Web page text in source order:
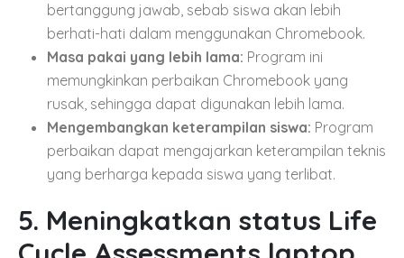
bertanggung jawab, sebab siswa akan lebih
berhati-hati dalam menggunakan Chromebook.
Masa pakai yang lebih lama: Program ini
memungkinkan perbaikan Chromebook yang
rusak, sehingga dapat digunakan lebih lama.
Mengembangkan keterampilan siswa: Program
perbaikan dapat mengajarkan keterampilan teknis
yang berharga kepada siswa yang terlibat.
5. Meningkatkan status Life